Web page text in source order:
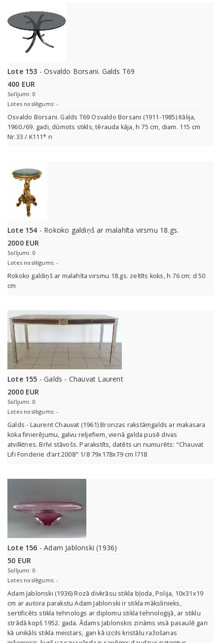
Lote 153 - Osvaldo Borsani. Galds T69
400 EUR
Solījumi: 0
Lotes noslēgums: -
Osvaldo Borsani. Galds T69 Osvaldo Borsani (1911-1985) Itālija,
1960./69. gadi, dūmots stikls, tērauda kāja, h 75 cm, diam. 115 cm
Nr.33 / K111* n
Lote 154 - Rokoko galdiņš ar malahīta virsmu 18.gs.
2000 EUR
Solījumi: 0
Lotes noslēgums: -
Rokoko galdiņš ar malahīta virsmu 18.gs. zeltīts koks, h 76 cm; d 50
cm
Lote 155 - Galds - Chauvat Laurent
2000 EUR
Solījumi: 0
Lotes noslēgums: -
Galds - Laurent Chauvat (1961) Bronzas rakstāmgalds ar makasara
koka finierējumu, galvu reljefiem, vienā galda pusē divas
atvilktnes. Brīvi stāvošs. Parakstīts, datēts un numurēts: "Chauvat
Lifi Fonderie d’art 2008" 1/8 79x178x79 cm l718
Lote 156 - Adam Jablonski (1936)
50 EUR
Solījumi: 0
Lotes noslēgums: -
Adam Jablonski (1936) Rozā divkrāsu stikla bļoda, Polija, 10x31x19
cm ar autora parakstu Adam Jablonski ir stikla mākslinieks,
sertificēts stikla tehnologs ar diplomu stikla tehnoloģijā, ar stiklu
strādā kopš 1952. gada. Ādams Jablonskis zināms visā pasaulē gan
kā unikāls stikla meistars, gan kā izcils kristālu ražošanas